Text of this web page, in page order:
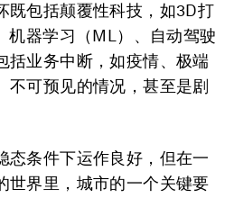
既包括颠覆性科技，如3D打
机器学习（ML）、自动驾驶
括业务中断，如疫情、极端
不可预见的情况，甚至是剧
态条件下运作良好，但在一
世界里，城市的一个关键要